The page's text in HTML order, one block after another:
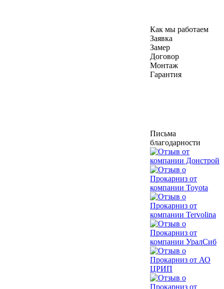
Как мы работаем
Заявка
Замер
Договор
Монтаж
Гарантия
Письма
благодарности